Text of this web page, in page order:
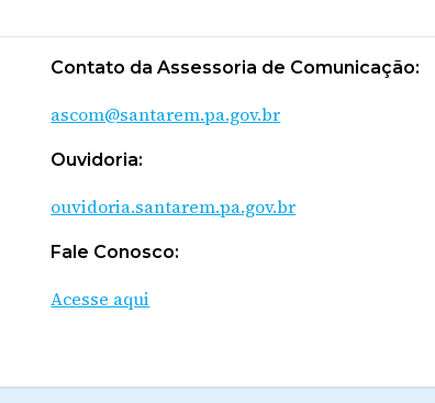
Contato da Assessoria de Comunicação:
ascom@santarem.pa.gov.br
Ouvidoria:
ouvidoria.santarem.pa.gov.br
Fale Conosco:
Acesse aqui